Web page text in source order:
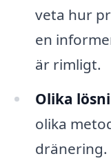
veta hur
en
är rimligt.
Olika
olika
dränering.